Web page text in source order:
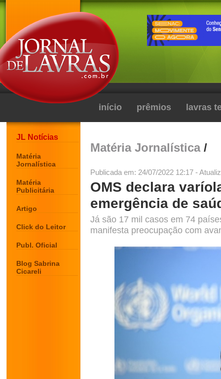
início prêmios lavras
JL Notícias
Matéria
Jornalística
Matéria
Publicitária
Artigo
Click do Leitor
Publ. Oficial
Blog Sabrina
Cicareli
Matéria Jornalística/
Publicada em: 24/07/2022 12:17 -
OMS declara
emergência de
Já são 17 mil casos em 74
manifesta preocupação com